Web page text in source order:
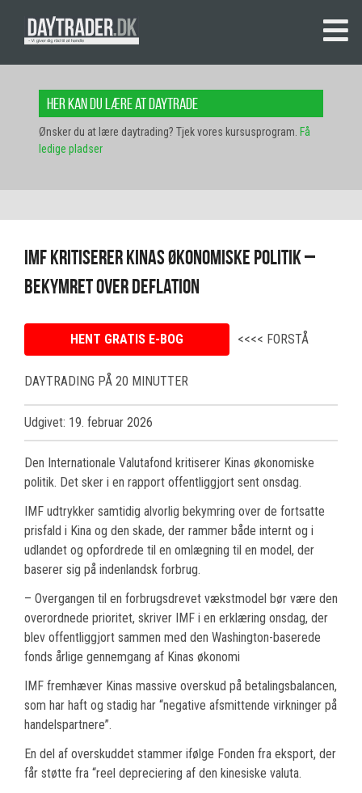
Her kan du lære at daytrade
Ønsker du at lære daytrading? Tjek vores kursusprogram. Få
ledige pladser
IMF kritiserer Kinas økonomiske politik –
bekymret over deflation
HENT GRATIS E-BOG <<<< FORSTÅ
DAYTRADING PÅ 20 MINUTTER
Udgivet: 19. februar 2026
Den Internationale Valutafond kritiserer Kinas økonomiske
politik. Det sker i en rapport offentliggjort sent onsdag.
IMF udtrykker samtidig alvorlig bekymring over de fortsatte
prisfald i Kina og den skade, der rammer både internt og i
udlandet og opfordrede til en omlægning til en model, der
baserer sig på indenlandsk forbrug.
– Overgangen til en forbrugsdrevet vækstmodel bør være den
overordnede prioritet, skriver IMF i en erklæring onsdag, der
blev offentliggjort sammen med den Washington-baserede
fonds årlige gennemgang af Kinas økonomi
IMF fremhæver Kinas massive overskud på betalingsbalancen,
som har haft og stadig har “negative afsmittende virkninger på
handelspartnere”.
En del af overskuddet stammer ifølge Fonden fra eksport, der
får støtte fra “reel depreciering af den kinesiske valuta.